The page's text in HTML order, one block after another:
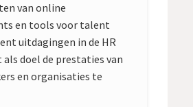
van online
en tools voor talent
uitdagingen in de HR
als doel de prestaties van
en organisaties te